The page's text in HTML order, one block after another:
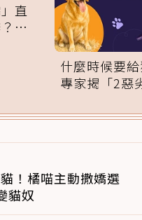
直
專
什麼時候要
專家揭「2惡
！橘喵主動撒嬌選
貓奴